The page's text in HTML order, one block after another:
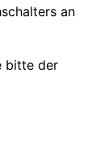
an
bitte der